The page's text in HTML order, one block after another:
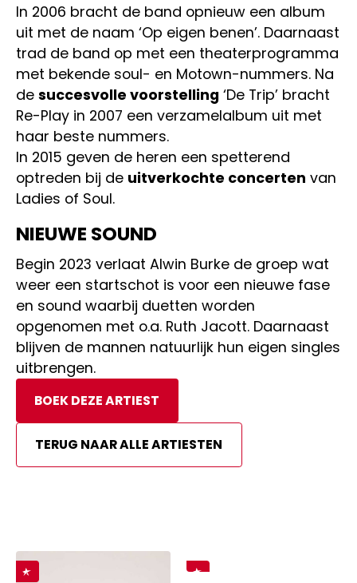
In 2006 bracht de band opnieuw een album
uit met de naam ‘Op eigen benen’. Daarnaast
trad de band op met een theaterprogramma
met bekende soul- en Motown-nummers. Na
de succesvolle voorstelling ‘De Trip’ bracht
Re-Play in 2007 een verzamelalbum uit met
haar beste nummers.
In 2015 geven de heren een spetterend
optreden bij de uitverkochte concerten van
Ladies of Soul.
NIEUWE SOUND
Begin 2023 verlaat Alwin Burke de groep wat
weer een startschot is voor een nieuwe fase
en sound waarbij duetten worden
opgenomen met o.a. Ruth Jacott. Daarnaast
blijven de mannen natuurlijk hun eigen singles
uitbrengen.
BOEK DEZE ARTIEST
TERUG NAAR ALLE ARTIESTEN